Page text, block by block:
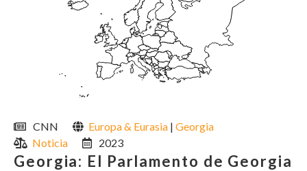
CNN Europa & Eurasia | Georgia
Noticia
2023
Georgia: El Parlamento de Georgia